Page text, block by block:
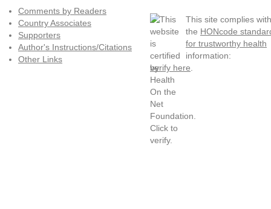
Comments by Readers
Country Associates
Supporters
Author's Instructions/Citations
Other Links
This site complies with
the HONcode
for trustworthy health
information:
verify here.